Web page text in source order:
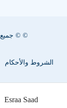
Esraa Saad
© © جميع الحقوق
الشروط والأحكام
سياسة ملفات